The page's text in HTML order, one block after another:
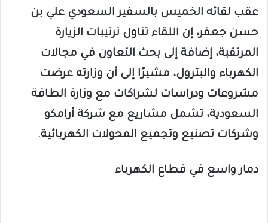
عقب لقائه الخميس بالسفير السعودي علي بن
حسن جعفر، إن اللقاء تناول ترتيبات الزيارة
المرتقبة، إضافة إلى بحث التعاون في مجالات
الكهرباء والبترول، مشيرًا إلى أن وزارته عرضت
مشروعات ودراسات لشراكات مع وزارة الطاقة
السعودية، تشمل مشاريع مع شركة أرامكو
وشركات تصنيع وتجميع المحولات الكهربائية.
دمار واسع في قطاع الكهرباء